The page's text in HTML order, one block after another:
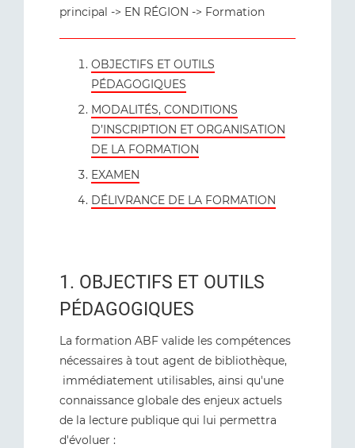
principal -> EN RÉGION -> Formation
OBJECTIFS ET OUTILS
PÉDAGOGIQUES
MODALITÉS, CONDITIONS
D’INSCRIPTION ET ORGANISATION
DE LA FORMATION
EXAMEN
DÉLIVRANCE DE LA FORMATION
1. OBJECTIFS ET OUTILS
PÉDAGOGIQUES
La formation ABF valide les compétences
nécessaires à tout agent de bibliothèque,
immédiatement utilisables, ainsi qu'une
connaissance globale des enjeux actuels
de la lecture publique qui lui permettra
d'évoluer :